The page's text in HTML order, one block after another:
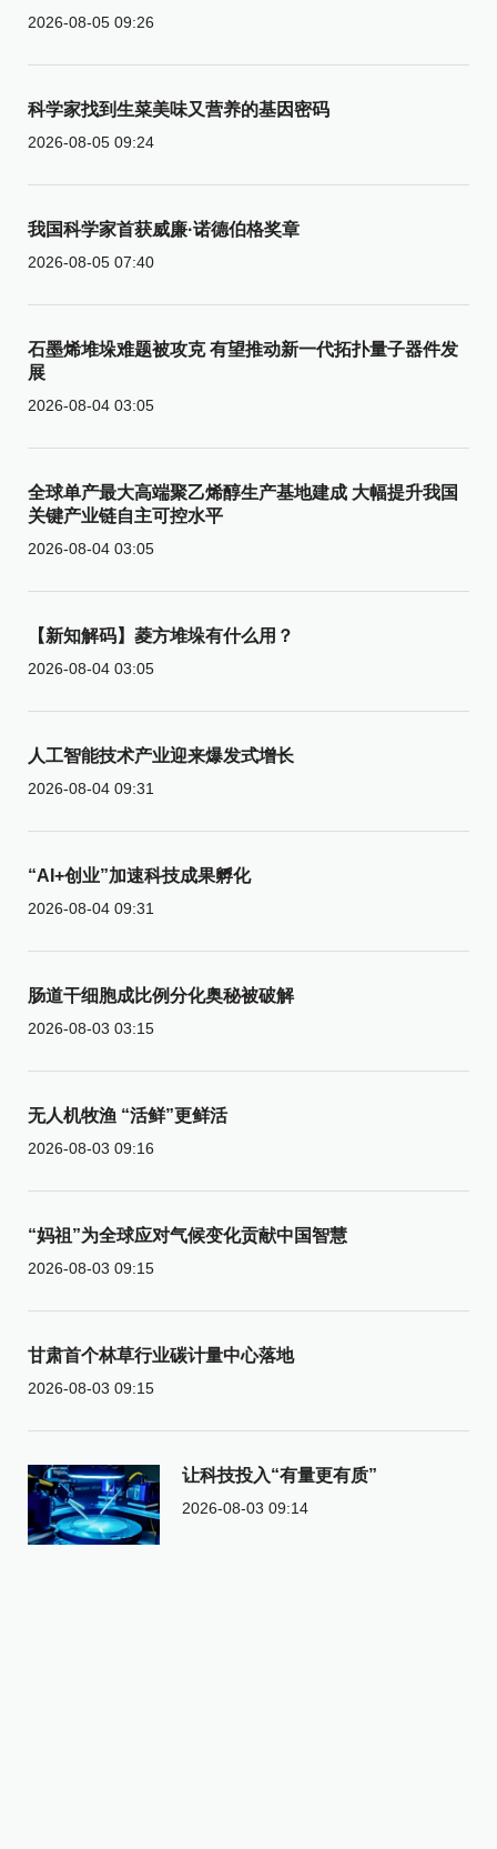
2026-08-05 09:26
科学家找到生菜美味又营养的基因密码
2026-08-05 09:24
我国科学家首获威廉·诺德伯格奖章
2026-08-05 07:40
石墨烯堆垛难题被攻克 有望推动新一代拓扑量子器件发
展
2026-08-04 03:05
全球单产最大高端聚乙烯醇生产基地建成 大幅提升我国
关键产业链自主可控水平
2026-08-04 03:05
【新知解码】菱方堆垛有什么用？
2026-08-04 03:05
人工智能技术产业迎来爆发式增长
2026-08-04 09:31
“AI+创业”加速科技成果孵化
2026-08-04 09:31
肠道干细胞成比例分化奥秘被破解
2026-08-03 03:15
无人机牧渔 “活鲜”更鲜活
2026-08-03 09:16
“妈祖”为全球应对气候变化贡献中国智慧
2026-08-03 09:15
甘肃首个林草行业碳计量中心落地
2026-08-03 09:15
让科技投入“有量更有质”
2026-08-03 09:14